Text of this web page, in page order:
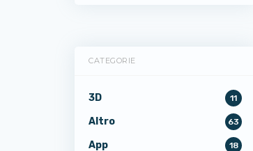
CATEGORIE
3D 11
Altro 63
App 18